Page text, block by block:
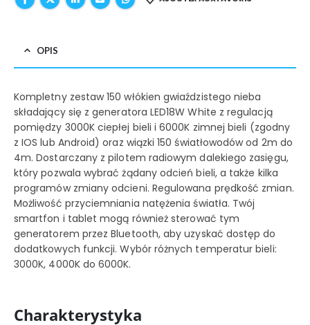
OPIS
Kompletny zestaw 150 włókien gwiaździstego nieba
składający się z generatora LED18W White z regulacją
pomiędzy 3000K ciepłej bieli i 6000K zimnej bieli (zgodny
z IOS lub Android) oraz wiązki 150 światłowodów od 2m do
4m. Dostarczany z pilotem radiowym dalekiego zasięgu,
który pozwala wybrać żądany odcień bieli, a także kilka
programów zmiany odcieni. Regulowana prędkość zmian.
Możliwość przyciemniania natężenia światła. Twój
smartfon i tablet mogą również sterować tym
generatorem przez Bluetooth, aby uzyskać dostęp do
dodatkowych funkcji. Wybór różnych temperatur bieli:
3000K, 4000K do 6000K.
Charakterystyka